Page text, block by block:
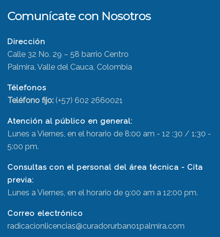
Comunícate con Nosotros
Dirección
Calle 32 No. 29 – 58 barrio Centro
Palmira, Valle del Cauca, Colombia
Télefonos
Teléfono fijo: (+57) 602 2660021
Atención al público en general:
Lunes a Viernes, en el horario de 8:00 am - 12 :30 / 1:30 -
5:00 pm.
Consultas con el personal del área técnica - Cita
previa:
Lunes a Viernes, en el horario de 9:00 am a 12:00 pm.
Correo electrónico
radicacionlicencias@curadorurbano1palmira.com